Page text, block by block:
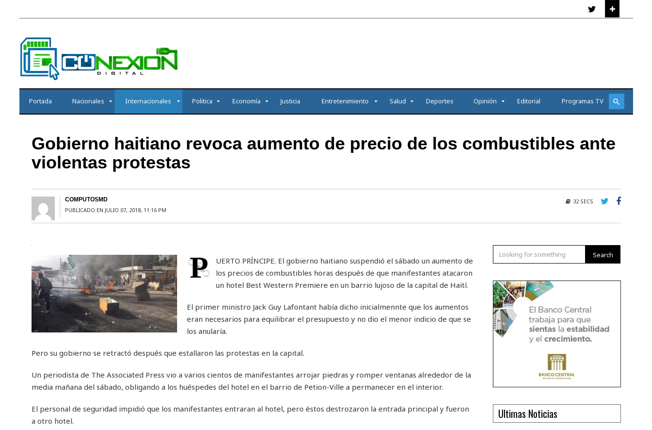
Portada Nacionales Internacionales Politica Economía Justicia Entretenimiento Salud Deportes Opinión Editorial Programas TV
Gobierno haitiano revoca aumento de precio de los combustibles ante
violentas protestas
COMPUTOSMD
PUBLICADO EN JULIO 07, 2018, 11:16 PM
32 SECS
P
UERTO PRÍNCIPE. El gobierno haitiano suspendió el sábado un aumento de
los precios de combustibles horas después de que manifestantes atacaron
un hotel Best Western Premiere en un barrio lujoso de la capital de Haití.
El primer ministro Jack Guy Lafontant había dicho inicialmennte que los aumentos
eran necesarios para equilibrar el presupuesto y no dio el menor indicio de que se
los anularía.
Pero su gobierno se retractó después que estallaron las protestas en la capital.
Un periodista de The Associated Press vio a varios cientos de manifestantes arrojar piedras y romper ventanas alrededor de la
media mañana del sábado, obligando a los huéspedes del hotel en el barrio de Petion-Ville a permanecer en el interior.
El personal de seguridad impidió que los manifestantes entraran al hotel, pero éstos destrozaron la entrada principal y fueron
a otro hotel.
Search
Ultimas Noticias